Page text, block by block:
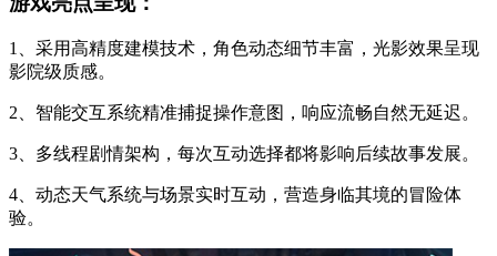
1、采用高精度建模技术，角色动态细节丰富，光影效果呈现
影院级质感。
2、智能交互系统精准捕捉操作意图，响应流畅自然无延迟。
3、多线程剧情架构，每次互动选择都将影响后续故事发展。
4、动态天气系统与场景实时互动，营造身临其境的冒险体
验。